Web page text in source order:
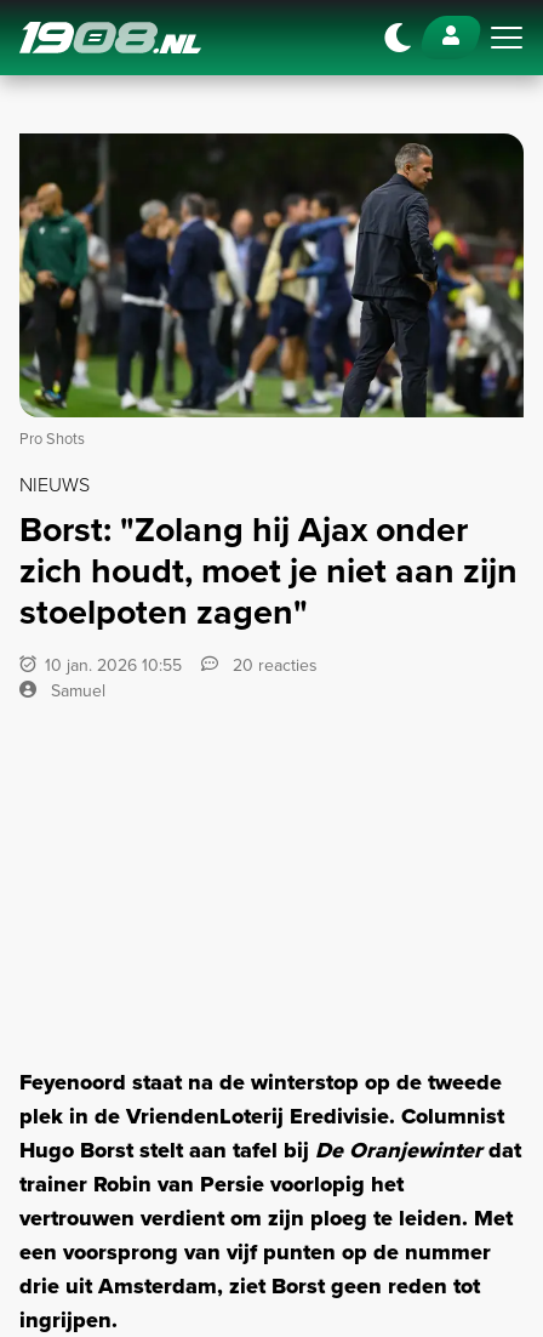
Navigation
Pro Shots
NIEUWS
Borst: "Zolang hij Ajax onder
zich houdt, moet je niet aan zijn
stoelpoten zagen"
10 jan. 2026 10:55
20 reacties
Samuel
Feyenoord staat na de winterstop op de tweede
plek in de VriendenLoterij Eredivisie. Columnist
Hugo Borst stelt aan tafel bij De Oranjewinterdat
trainer Robin van Persie voorlopig het
vertrouwen verdient om zijn ploeg te leiden. Met
een voorsprong van vijf punten op de nummer
drie uit Amsterdam, ziet Borst geen reden tot
ingrijpen.